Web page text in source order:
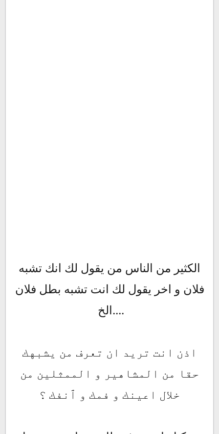
الكثير من الناس من يقول لك انك تشبه
فلان و اخر يقول لك انت تشبه بطل فلان
....الخ
اذن انت تريد ان تعرف من يشبهك
حقا من المشاهير و الممثلين من
خلال اعينك و فمك و ٱنفك ؟